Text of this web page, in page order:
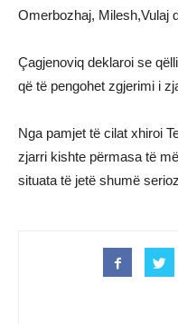
Omerbozhaj, Milesh,Vulaj
Çagjenoviq deklaroi se
që të pengohet zgjerimi i
Nga pamjet të cilat xhiroi
zjarri kishte përmasa të
situata të jetë shumë